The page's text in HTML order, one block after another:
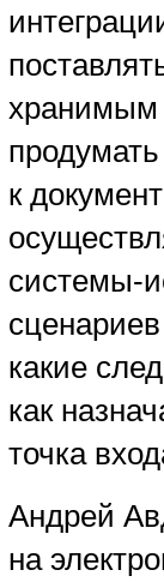
хранимым
к
системы-
какие
как
точка
Андрей
на